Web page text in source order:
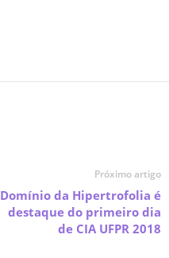
Próximo artigo
Domínio da Hipertrofolia é
destaque do primeiro dia
de CIA UFPR 2018